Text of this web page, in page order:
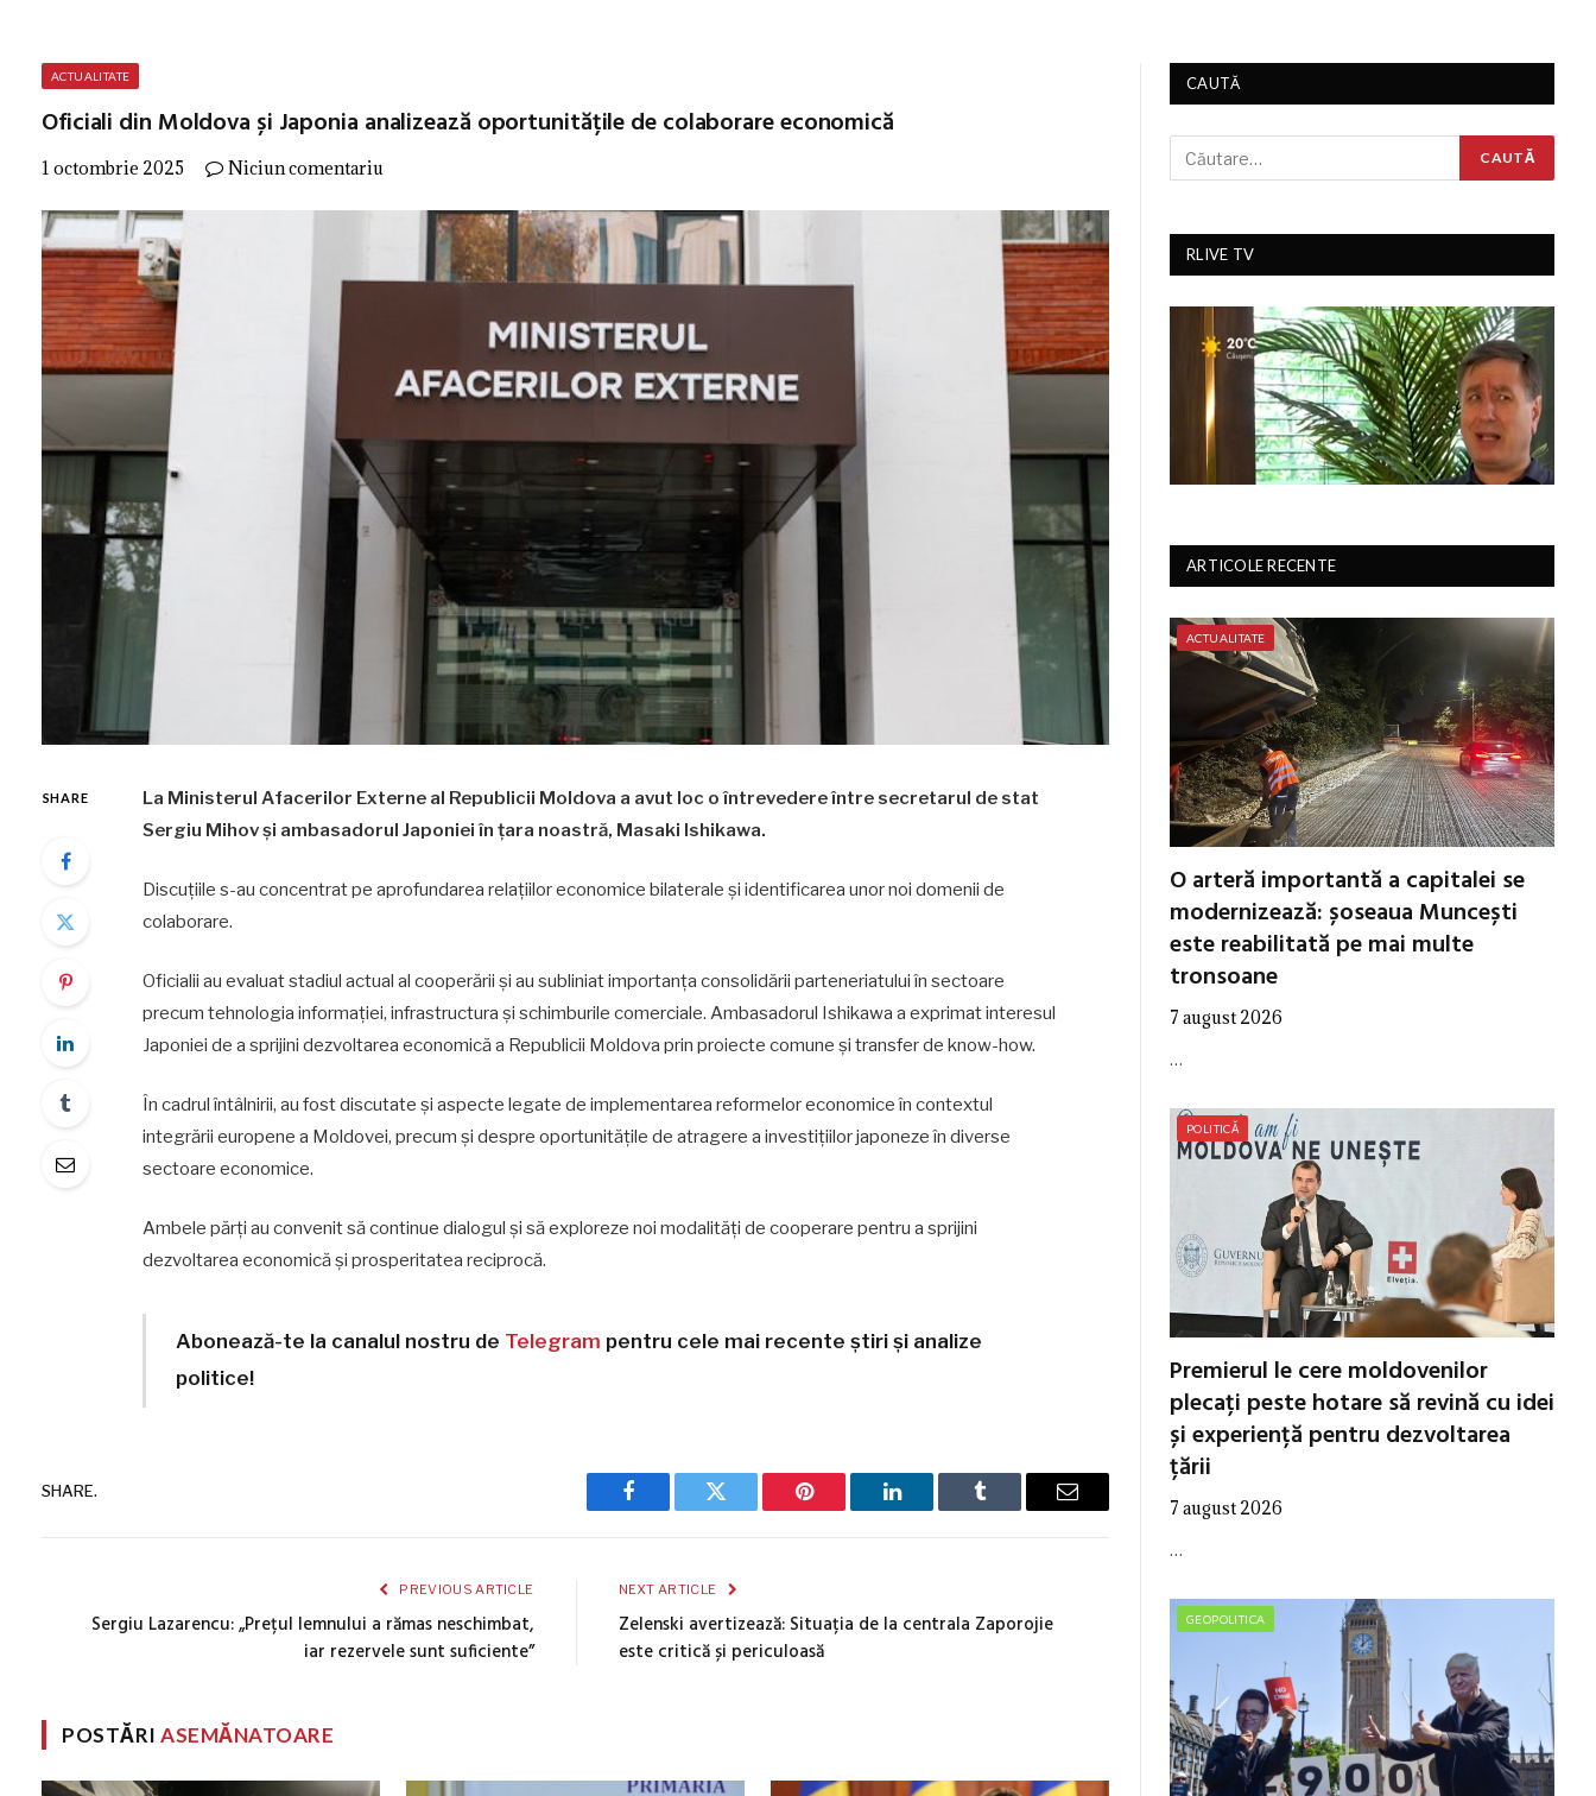
ACTUALITATE
Oficiali din Moldova și Japonia analizează oportunitățile de colaborare economică
1 octombrie 2025 Niciun comentariu
SHARE
La Ministerul Afacerilor Externe al Republicii Moldova a avut loc o întrevedere între secretarul de stat
Sergiu Mihov și ambasadorul Japoniei în țara noastră, Masaki Ishikawa.
Discuțiile s-au concentrat pe aprofundarea relațiilor economice bilaterale și identificarea unor noi domenii de
colaborare.
Oficialii au evaluat stadiul actual al cooperării și au subliniat importanța consolidării parteneriatului în sectoare
precum tehnologia informației, infrastructura și schimburile comerciale. Ambasadorul Ishikawa a exprimat interesul
Japoniei de a sprijini dezvoltarea economică a Republicii Moldova prin proiecte comune și transfer de know-how.
În cadrul întâlnirii, au fost discutate și aspecte legate de implementarea reformelor economice în contextul
integrării europene a Moldovei, precum și despre oportunitățile de atragere a investițiilor japoneze în diverse
sectoare economice.
Ambele părți au convenit să continue dialogul și să exploreze noi modalități de cooperare pentru a sprijini
dezvoltarea economică și prosperitatea reciprocă.
Abonează-te la canalul nostru de Telegram pentru cele mai recente știri și analize
politice!
SHARE.
Facebook Twitter Pinterest LinkedIn Tumblr Email
PREVIOUS ARTICLE
Sergiu Lazarencu: „Prețul lemnului a rămas neschimbat,
iar rezervele sunt suficiente”
NEXT ARTICLE
Zelenski avertizează: Situația de la centrala Zaporojie
este critică și periculoasă
POSTĂRIASEMĂNATOARE
CAUTĂ
RLIVE TV
ARTICOLE RECENTE
ACTUALITATE
O arteră importantă a capitalei se
modernizează: șoseaua Muncești
este reabilitată pe mai multe
tronsoane
7 august 2026
…
POLITICĂ
Premierul le cere moldovenilor
plecați peste hotare să revină cu idei
și experiență pentru dezvoltarea
țării
7 august 2026
…
GEOPOLITICA